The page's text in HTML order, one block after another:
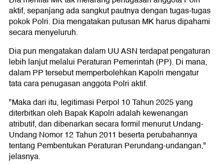
aktif, sepanjang ada sangkut pautnya dengan tugas-tugas
pokok Polri. Dia mengatakan putusan MK harus dipahami
secara menyeluruh.
Dia pun mengatakan dalam UU ASN terdapat pengaturan
lebih lanjut melalui Peraturan Pemerintah (PP). Di mana,
dalam PP tersebut memperbolehkan Kapolri mengatur
tata cara penugasan anggota Polri aktif.
"Maka dari itu, legitimasi Perpol 10 Tahun 2025 yang
diterbitkan oleh Bapak Kapolri adalah kewenangan
atributif, dan dibenarkan secara formil menurut Undang-
Undang Nomor 12 Tahun 2011 beserta perubahannya
tentang Pembentukan Peraturan Perundang-undangan,"
jelasnya.